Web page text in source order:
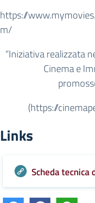
https://
m/
“Iniziativa realizzata
Cinema e
(https://
Links
Scheda